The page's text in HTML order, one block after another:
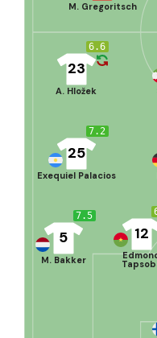
M. Gregoritsch
7.5
5
M. Bakker
12
7.2
25
Exequiel Palacios
6.6
23
A. Hložek